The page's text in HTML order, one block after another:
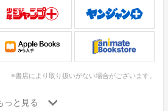
※書店により取り扱いがない場合がございます。